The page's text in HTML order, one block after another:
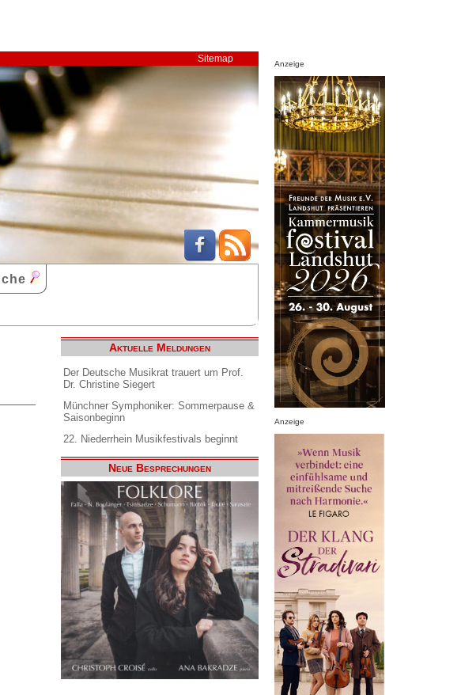
Sitemap
Aktuelle Meldungen
Der Deutsche Musikrat trauert um Prof.
Dr. Christine Siegert
Münchner Symphoniker: Sommerpause &
Saisonbeginn
22. Niederrhein Musikfestivals beginnt
Neue Besprechungen
Anzeige
Anzeige